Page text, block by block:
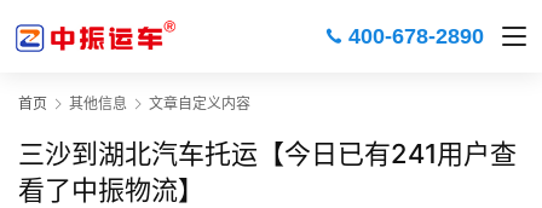
400-678-2890
首页 其他信息 文章自定义内容
三沙到湖北汽车托运【今日已有241用户查
看了中振物流】